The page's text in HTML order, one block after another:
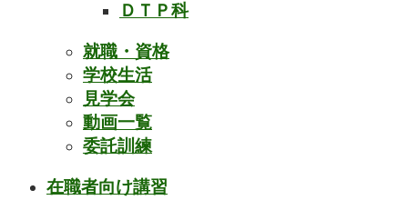
ＤＴＰ科
就職・資格
学校生活
見学会
動画一覧
委託訓練
在職者向け講習